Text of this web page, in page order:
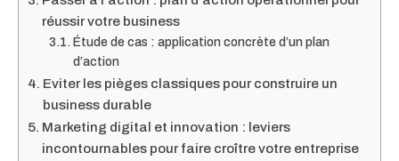
réussir votre business
Étude de cas : application concrète d’un plan
d’action
Eviter les pièges classiques pour construire un
business durable
Marketing digital et innovation : leviers
incontournables pour faire croître votre entreprise